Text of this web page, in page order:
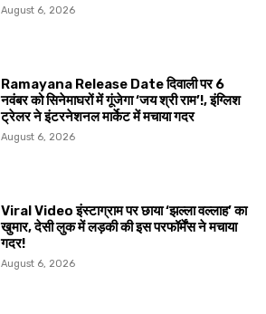
August 6, 2026
Ramayana Release Date दिवाली पर 6
नवंबर को सिनेमाघरों में गूंजेगा ‘जय श्री राम’!, इंग्लिश
ट्रेलर ने इंटरनेशनल मार्केट में मचाया गदर
August 6, 2026
Viral Video इंस्टाग्राम पर छाया ‘झल्ला वल्लाह’ का
खुमार, देसी लुक में लड़की की इस परफॉर्मेंस ने मचाया
गदर!
August 6, 2026